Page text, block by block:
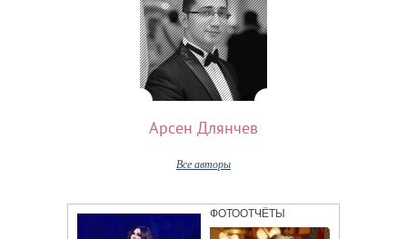
Арсен Длянчев
Все авторы
ФОТООТЧЁТЫ